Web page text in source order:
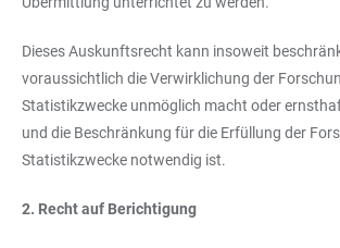
Dieses Auskunftsrecht kann insoweit
voraussichtlich die Verwirklichung der
Statistikzwecke unmöglich macht oder
und die Beschränkung für die Erfüllung der
Statistikzwecke notwendig ist.
2. Recht auf Berichtigung